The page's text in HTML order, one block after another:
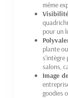
même
pour un
plante
s'intègre
salons,
Image
goodies